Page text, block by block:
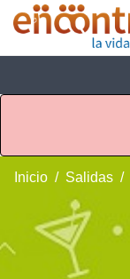
Inicio Salidas